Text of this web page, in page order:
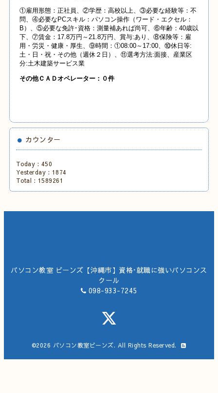
①雇用形態：正社員、②学歴：高校以上、③必要な経験等：不
問、④必要なPCスキル：パソコン操作（ワード・エクセル：
B）、⑤必要な免許･資格：測量補あれば尚可、⑥年齢：40歳以
下、⑦賃金：17.8万円～21.8万円、賞与:あり、⑧保険等：雇
用・労災・健康・厚生、⑨時間：①08:00～17:00、⑩休日等:
土・日・祝・その他（週休２日）、⑪選考方法:面接、産業区
分:土木建築サービス業
その他Ｃ ＡＤオペレーター：０件
カウンター
Today : 450
Yesterday : 1874
Total : 1589261
パソコン教室 ビーンズ【沖縄市】資格･就職に強いパソコンス
クール
098-933-7245
©2026 パソコン教室ビーンズ. All Rights Reserved.